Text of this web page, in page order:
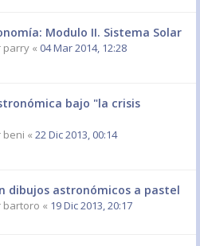
Modulo II. Sistema Solar
parry « 04 Mar 2014, 12:28
bajo "la crisis
beni « 22 Dic 2013, 00:14
dibujos astronómicos a pastel
bartoro « 19 Dic 2013, 20:17